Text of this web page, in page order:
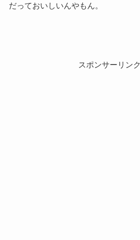
だっておいしいんやもん。
スポンサーリンク